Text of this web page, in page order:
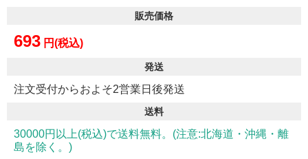
販売価格
693 円(税込)
発送
注文受付からおよそ2営業日後発送
送料
30000円以上(税込)で送料無料。(注意:北海道・沖縄・離
島を除く。)